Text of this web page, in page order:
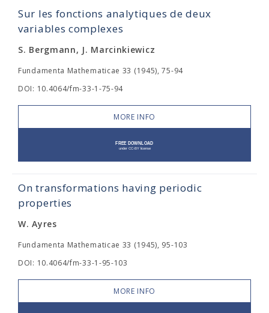
Sur les fonctions analytiques de deux
variables complexes
S. Bergmann, J. Marcinkiewicz
Fundamenta Mathematicae 33 (1945), 75-94
DOI: 10.4064/fm-33-1-75-94
MORE INFO
On transformations having periodic
properties
W. Ayres
Fundamenta Mathematicae 33 (1945), 95-103
DOI: 10.4064/fm-33-1-95-103
MORE INFO